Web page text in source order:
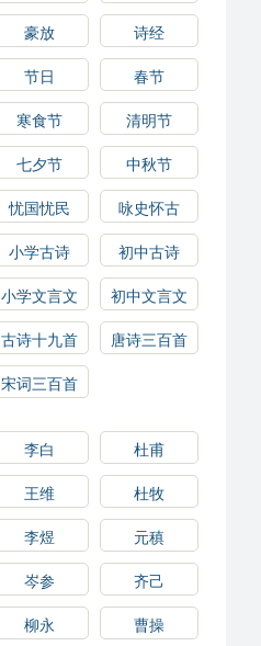
豪放
诗经
节日
春节
寒食节
清明节
七夕节
中秋节
忧国忧民
咏史怀古
小学古诗
初中古诗
小学文言文
初中文言文
古诗十九首
唐诗三百首
宋词三百首
李白
杜甫
王维
杜牧
李煜
元稹
岑参
齐己
柳永
曹操